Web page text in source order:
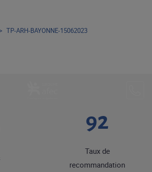
92
Taux de
recommandation
> TP-ARH-BAYONNE-15062023